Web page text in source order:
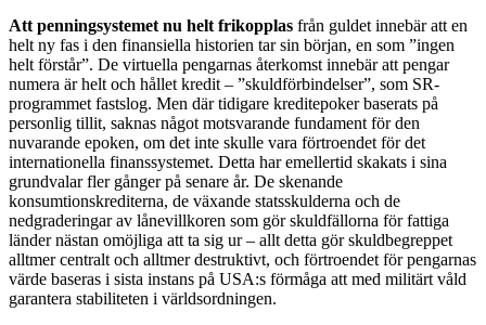
Att penningsystemet nu helt frikopplas från guldet innebär att en
helt ny fas i den finansiella historien tar sin början, en som ”ingen
helt förstår”. De virtuella pengarnas återkomst innebär att pengar
numera är helt och hållet kredit – ”skuldförbindelser”, som SR-
programmet fastslog. Men där tidigare kreditepoker baserats på
personlig tillit, saknas något motsvarande fundament för den
nuvarande epoken, om det inte skulle vara förtroendet för det
internationella finanssystemet. Detta har emellertid skakats i sina
grundvalar fler gånger på senare år. De skenande
konsumtionskrediterna, de växande statsskulderna och de
nedgraderingar av lånevillkoren som gör skuldfällorna för fattiga
länder nästan omöjliga att ta sig ur – allt detta gör skuldbegreppet
alltmer centralt och alltmer destruktivt, och förtroendet för pengarnas
värde baseras i sista instans på USA:s förmåga att med militärt våld
garantera stabiliteten i världsordningen.